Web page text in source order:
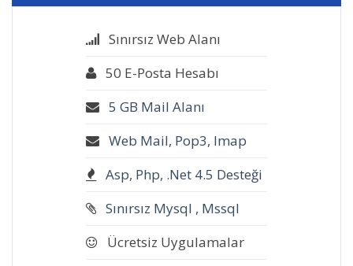
Sınırsız Web Alanı
50 E-Posta Hesabı
5 GB Mail Alanı
Web Mail, Pop3, Imap
Asp, Php, .Net 4.5 Desteği
Sınırsız Mysql , Mssql
Ücretsiz Uygulamalar